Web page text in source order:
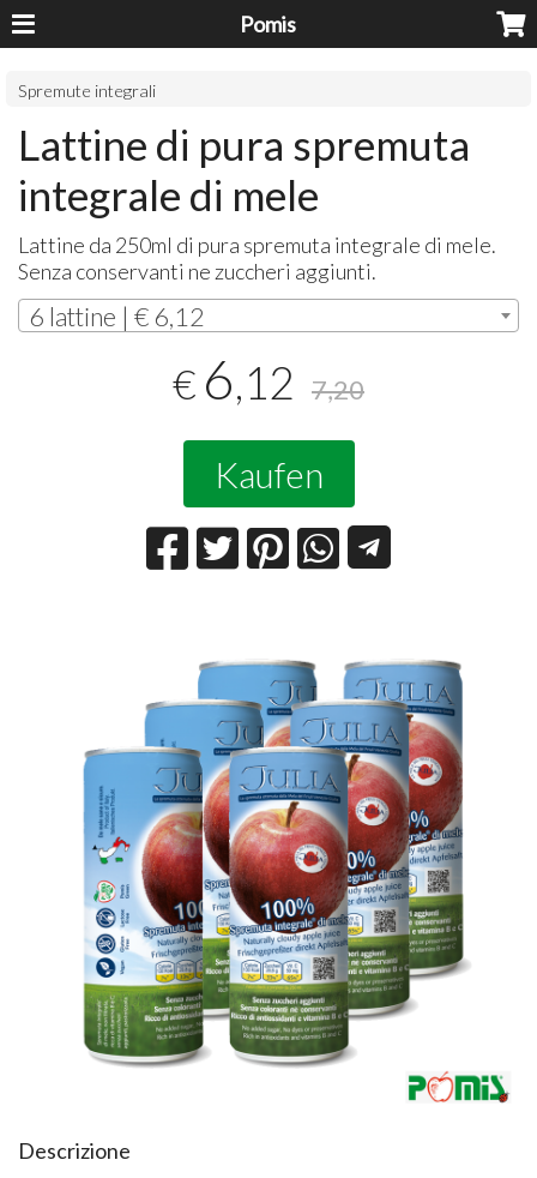
Pomis
Spremute integrali
Lattine di pura spremuta
integrale di mele
Lattine da 250ml di pura spremuta integrale di mele.
Senza conservanti ne zuccheri aggiunti.
6 lattine | € 6,12
€ 6,12 7,20
Kaufen
Descrizione